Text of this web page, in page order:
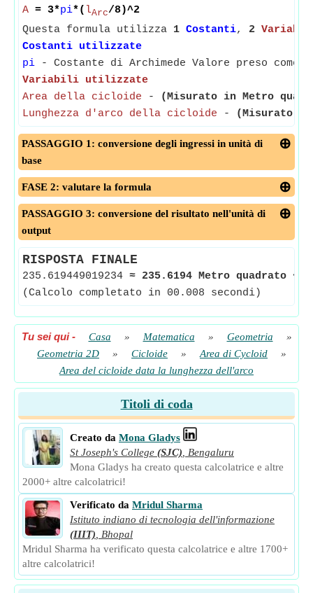
A = 3*pi*( lArc/8)^2
Questa formula utilizza 1 Costanti, 2
Costanti utilizzate
pi - Costante di Archimede Valore preso come
Variabili utilizzate
Area della cicloide -
(Misurato in Metro
Lunghezza d'arco della cicloide - (Misurato
PASSAGGIO 1: conversione degli ingressi in unità di
base
FASE 2: valutare la formula
PASSAGGIO 3: conversione del risultato nell'unità di
output
RISPOSTA FINALE
235.619449019234 ≈ 235.6194 Metro quadrato
(Calcolo completato in 00.008 secondi)
Tu sei qui- Casa » Matematica » Geometria
»
Geometria 2D
» Cicloide » Area di Cycloid
»
Area del cicloide data la lunghezza dell'arco
Titoli di coda
Creato da Mona Gladys
St Joseph's College (SJC)
Bengaluru
Mona Gladys ha creato questa calcolatrice e altre
2000+ altre calcolatrici!
Verificato da Mridul Sharma
Istituto indiano di tecnologia dell'informazione
(IIIT)
Bhopal
Mridul Sharma ha verificato questa calcolatrice e altre 1700+
altre calcolatrici!